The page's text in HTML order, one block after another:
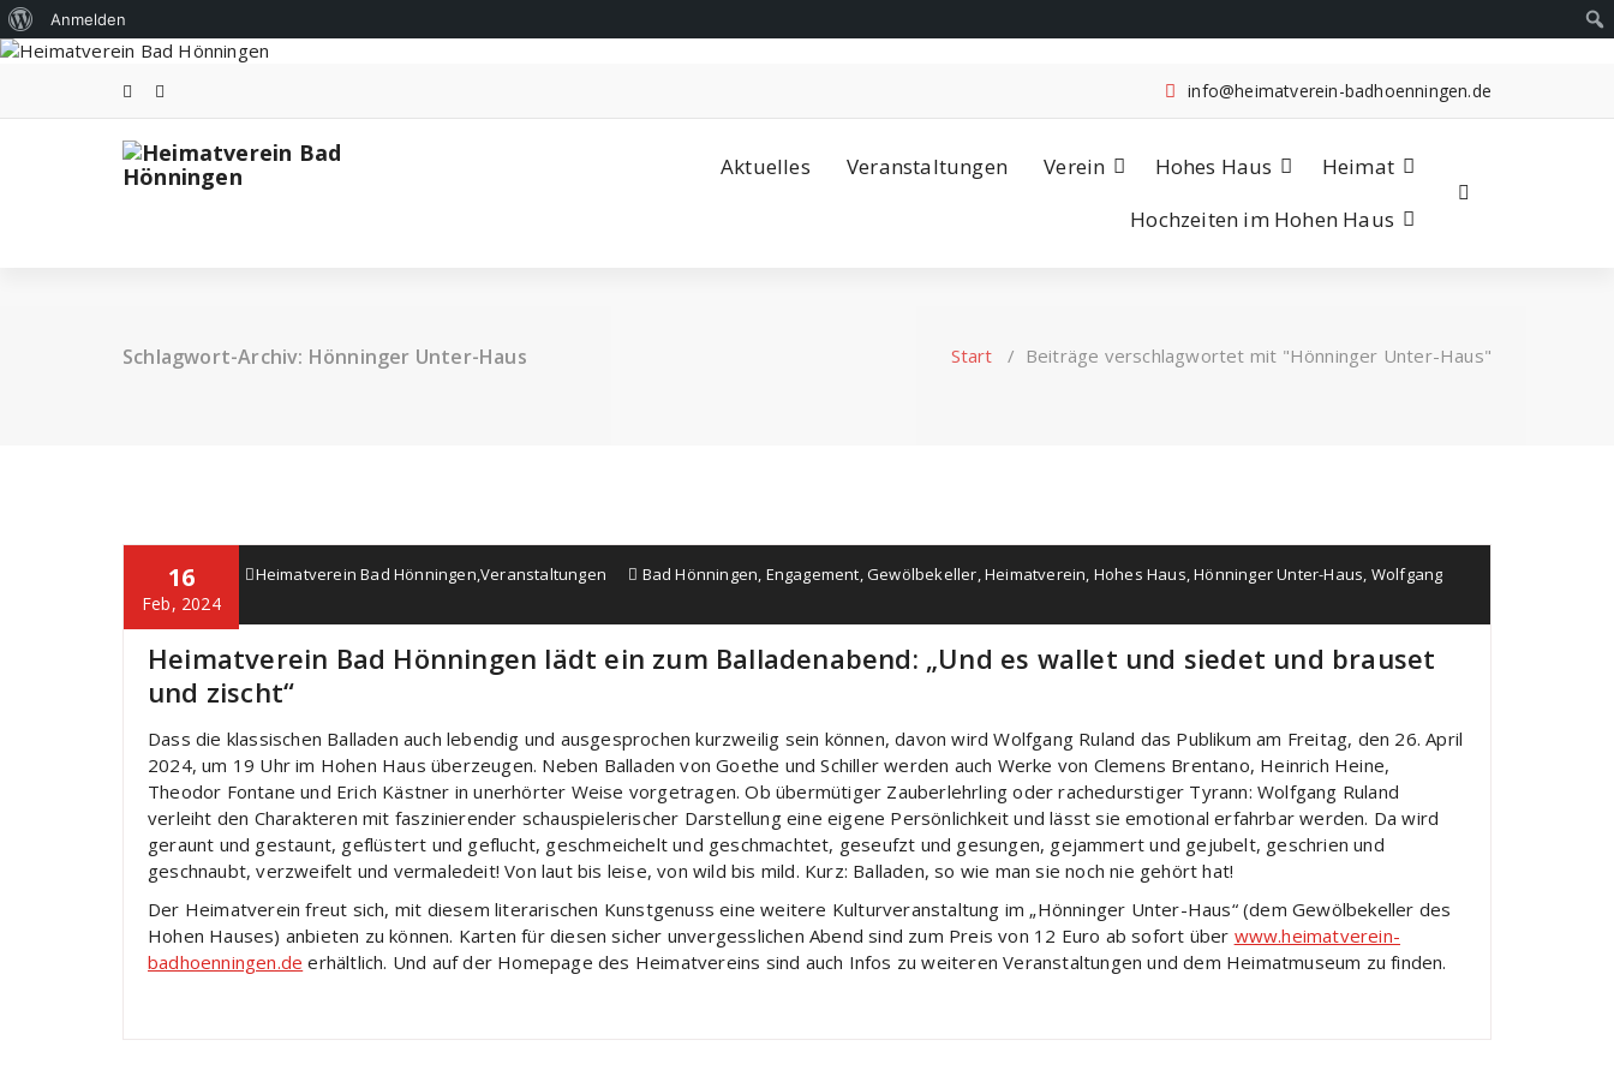
Über
WordPress
Anmelden
Zum
info@heimatverein-badhoenningen.de
Aktuelles Veranstaltungen Verein Hohes Haus
Heimat
Hochzeiten im Hohen Haus
Schlagwort-Archiv: Hönninger Unter-Haus Start / Beiträge verschlagwortet mit "Hönninger Unter-Haus"
16
Feb, 2024
Alice Job Heimatverein Bad Hönningen,Veranstaltungen Bad Hönningen, Engagement,Gewölbekeller,Heimatverein, Hohes Haus,Hönninger Unter-Haus, Wolfgang
Ruland
Heimatverein Bad Hönningen lädt ein zum Balladenabend: „Und es wallet und siedet und brauset
und zischt“
Dass die klassischen Balladen auch lebendig und ausgesprochen kurzweilig sein können, davon wird Wolfgang Ruland das Publikum am Freitag, den 26. April
2024, um 19 Uhr im Hohen Haus überzeugen. Neben Balladen von Goethe und Schiller werden auch Werke von Clemens Brentano, Heinrich Heine,
Theodor Fontane und Erich Kästner in unerhörter Weise vorgetragen. Ob übermütiger Zauberlehrling oder rachedurstiger Tyrann: Wolfgang Ruland
verleiht den Charakteren mit faszinierender schauspielerischer Darstellung eine eigene Persönlichkeit und lässt sie emotional erfahrbar werden. Da wird
geraunt und gestaunt, geflüstert und geflucht, geschmeichelt und geschmachtet, geseufzt und gesungen, gejammert und gejubelt, geschrien und
geschnaubt, verzweifelt und vermaledeit! Von laut bis leise, von wild bis mild. Kurz: Balladen, so wie man sie noch nie gehört hat!
Der Heimatverein freut sich, mit diesem literarischen Kunstgenuss eine weitere Kulturveranstaltung im „Hönninger Unter-Haus“ (dem Gewölbekeller des
Hohen Hauses) anbieten zu können. Karten für diesen sicher unvergesslichen Abend sind zum Preis von 12 Euro ab sofort über www.heimatverein-
badhoenningen.de erhältlich. Und auf der Homepage des Heimatvereins sind auch Infos zu weiteren Veranstaltungen und dem Heimatmuseum zu finden.